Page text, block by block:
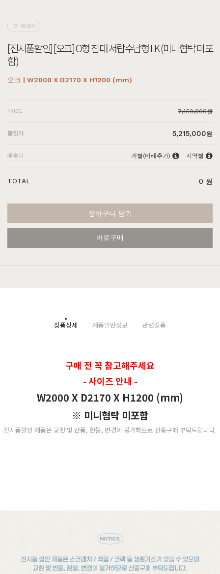
[전시품할인] [오크] O형 침대 서랍수납형 LK (미니협탁 미포
함)
오크 | W2000 X D2170 X H1200 (mm)
PRICE 7,450,000원
할인가 5,215,000원
배송비 개별(비례추가) 지역별
TOTAL 0 원
장바구니 담기
바로구매
상품상세 제품일반정보 관련상품
구매 전 꼭 참고해주세요
- 사이즈 안내 -
W2000 X D2170 X H1200 (mm)
※ 미니협탁 미포함
전시품할인 제품은 교환 및 반품, 환불, 변경이 불가하므로 신중구매 부탁드립니다.